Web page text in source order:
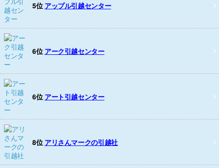
5位 アップル引越センター
6位 アーク引越センター
6位 アート引越センター
8位 アリさんマークの引越社